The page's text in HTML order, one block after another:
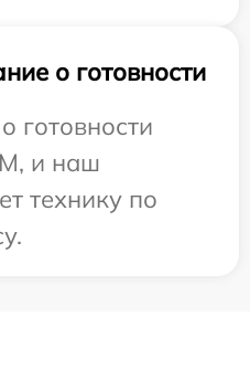
о готовности
и наш
технику по